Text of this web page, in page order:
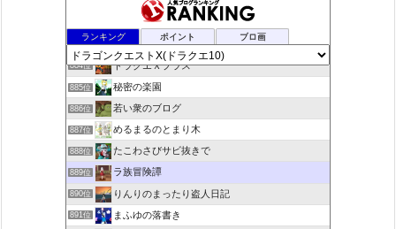
ランキング ポイント ブロ画
夢路電信草紙
883位 ドラクエ10ぱふぱふの向こう側
884位 ドラクエＸプラス
885位 秘密の楽園
886位 若い衆のブログ
887位 めるまるのとまり木
888位 たこわさびサビ抜きで
889位 ラ族冒険譚
890位 りんりのまったり盗人日記
891位 まふゆの落書き